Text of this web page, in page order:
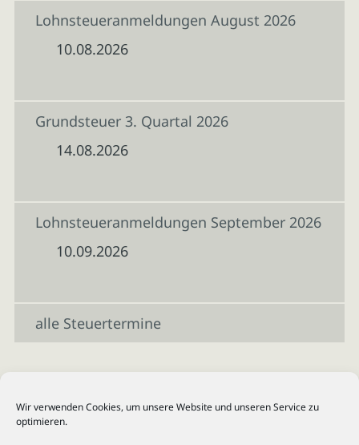
Wir verwenden Cookies, um unsere Website und unseren Service zu
optimieren.
Lohnsteueranmeldungen August 2026
10.08.2026
Grundsteuer 3. Quartal 2026
14.08.2026
Lohnsteueranmeldungen September 2026
10.09.2026
alle Steuertermine